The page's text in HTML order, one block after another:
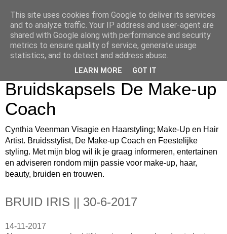
Cynthia Veenman Visagie
en Haarstyling Blog over
Bruidsmake-up
Bruidskapsels De Make-up
Coach
Cynthia Veenman Visagie en Haarstyling; Make-Up en Hair
Artist. Bruidsstylist, De Make-up Coach en Feestelijke
styling. Met mijn blog wil ik je graag informeren, entertainen
en adviseren rondom mijn passie voor make-up, haar,
beauty, bruiden en trouwen.
BRUID IRIS || 30-6-2017
14-11-2017
This site uses cookies from Google to deliver its services
and to analyze traffic. Your IP address and user-agent are
shared with Google along with performance and security
metrics to ensure quality of service, generate usage
statistics, and to detect and address abuse.
LEARN MORE GOT IT